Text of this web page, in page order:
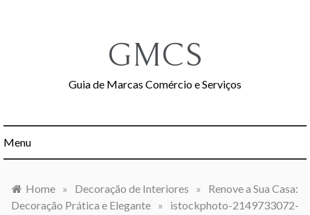
GMCS
Guia de Marcas Comércio e Serviços
Menu
Home » Decoração de Interiores »
Renove a Sua Casa:
Decoração Prática e Elegante »
istockphoto-2149733072-